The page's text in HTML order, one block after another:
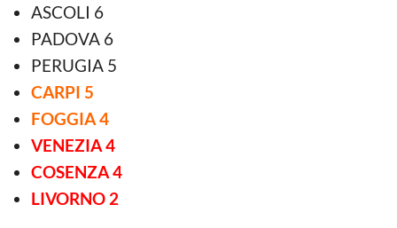
ASCOLI 6
PADOVA 6
PERUGIA 5
CARPI 5
FOGGIA 4
VENEZIA 4
COSENZA 4
LIVORNO 2